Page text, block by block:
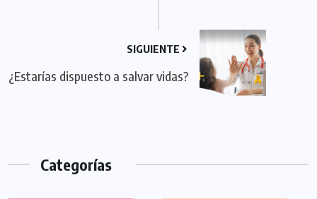
SIGUIENTE
¿Estarías dispuesto a salvar vidas?
Categorías